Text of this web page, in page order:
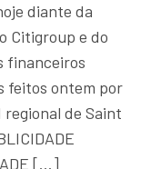
diante da
Citigroup e do
financeiros
feitos ontem por
de Saint
[…]